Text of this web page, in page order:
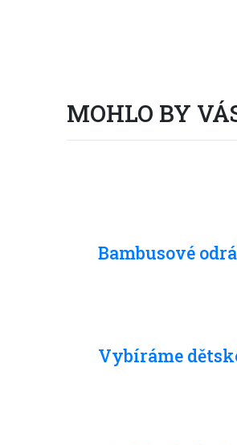
MOHLO BY
Bambusové
Vybíráme